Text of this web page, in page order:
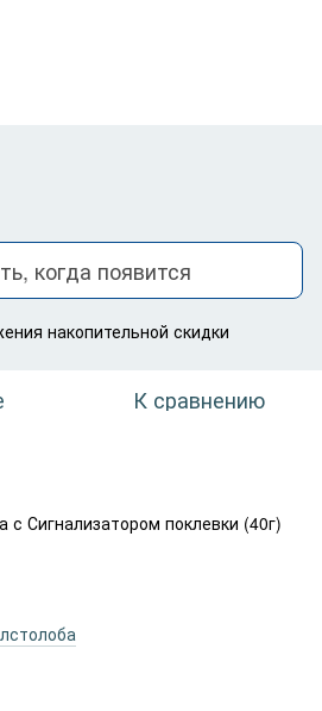
когда появится
накопительной скидки
К сравнению
с Сигнализатором поклевки (40г)